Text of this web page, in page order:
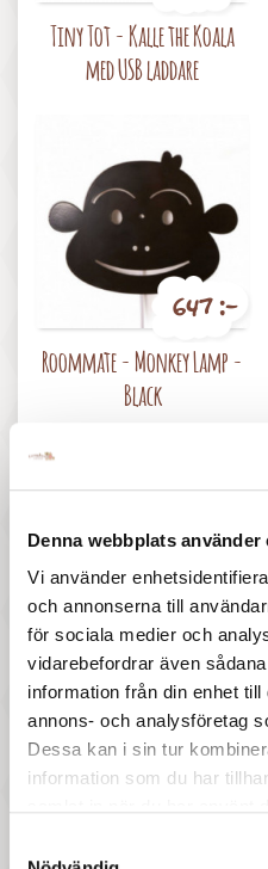
Denna webbplats använder
Vi använder
och annonserna till
för sociala medier och
vidarebefordrar även
information från din enhet
annons- och analysföretag
Dessa kan i sin tur
information som du har
Tiny Tot - Kalle the Koala
med USB laddare
647 :-
Roommate - Monkey Lamp -
Black
Pris
167 :-
Sass & Belle - Lampa Igelkott